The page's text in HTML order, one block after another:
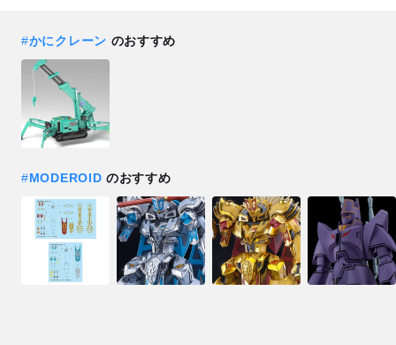
#かにクレーン のおすすめ
#MODEROID のおすすめ